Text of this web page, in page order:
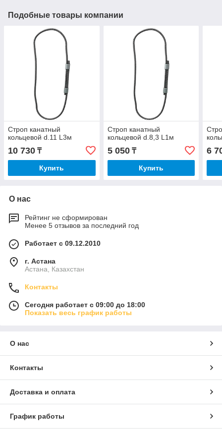
Подобные товары компании
Строп канатный
кольцевой d.11 L3м
10 730 ₸
Купить
Строп канатный
кольцевой d.8,3 L1м
5 050₸
Купить
6
О нас
Рейтинг не сформирован
Менее 5 отзывов за последний год
Работает с 09.12.2010
г. Астана
Астана, Казахстан
Контакты
Сегодня работает с 09:00 до 18:00
Показать весь график работы
О нас
Контакты
Доставка и оплата
График работы